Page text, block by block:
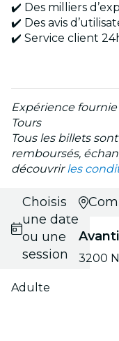
✔️ Des milliers
✔️ Des avis
✔️ Service client
Expérience
Tours
Tous les billets
remboursés,
découvrirles
Choisis
une date
ou une
session
Adulte
3200